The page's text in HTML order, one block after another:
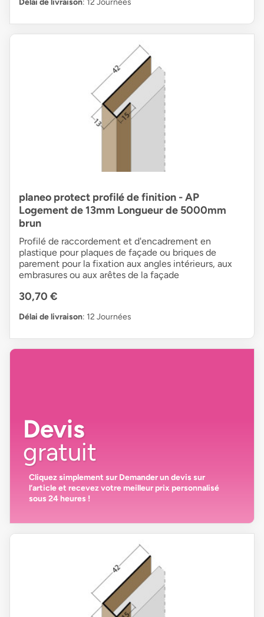
Délai de livraison: 12 Journées
planeo protect profilé de finition - AP
Logement de 13mm Longueur de 5000mm
brun
Profilé de raccordement et d'encadrement en
plastique pour plaques de façade ou briques de
parement pour la fixation aux angles intérieurs, aux
embrasures ou aux arêtes de la façade
30,70 €
Délai de livraison: 12 Journées
Devis
gratuit
Cliquez simplement sur Demander un devissur
l’article et recevez votremeilleur prix personnalisé
sous 24 heures !